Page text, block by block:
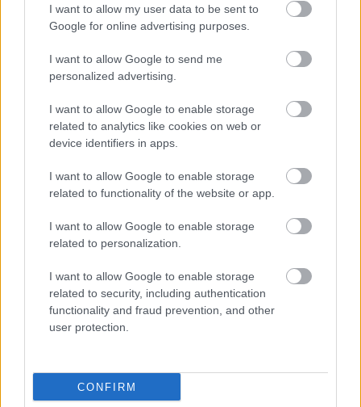
I want to allow my user data to be sent to
Google for online advertising purposes.
I want to allow Google to send me
personalized advertising.
I want to allow Google to enable storage
related to analytics like cookies on web or
device identifiers in apps.
I want to allow Google to enable storage
related to functionality of the website or app.
I want to allow Google to enable storage
related to personalization.
I want to allow Google to enable storage
related to security, including authentication
functionality and fraud prevention, and other
user protection.
CONFIRM
Διαβάστε επίσης
Πώς πρέπει να προσαρμοστεί η Aston Martin
για να ανταποκριθεί στις μεταβαλλόμενες
ανάγκες
Γερμανίας
για να
PODCASTS